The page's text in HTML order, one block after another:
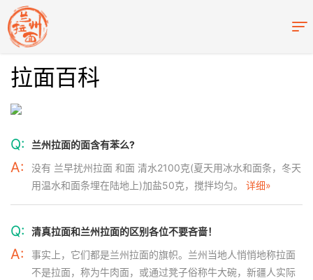
拉面百科
Q: 兰州拉面的面含有苯么?
A:
没有 兰早扰州拉面 和面 清水2100克(夏天用冰水和面条，冬天
用温水和面条埋在陆地上)加盐50克，搅拌均匀。 详细»
Q: 清真拉面和兰州拉面的区别各位不要吝啬！
A:
事实上，它们都是兰州拉面的旗帜。兰州当地人悄悄地称拉面
不是拉面，称为牛肉面，或通过凳子俗称牛大碗，新疆人实际